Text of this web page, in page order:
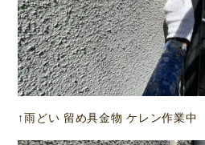
↑雨どい 留め具金物 ケレン作業中